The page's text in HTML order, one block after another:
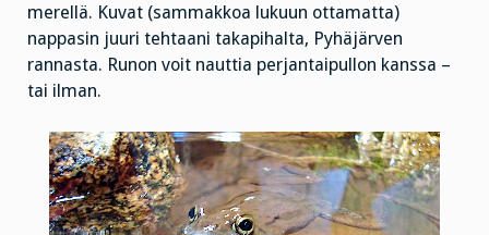
merellä. Kuvat (sammakkoa lukuun ottamatta)
nappasin juuri tehtaani takapihalta, Pyhäjärven
rannasta. Runon voit nauttia perjantaipullon kanssa –
tai ilman.